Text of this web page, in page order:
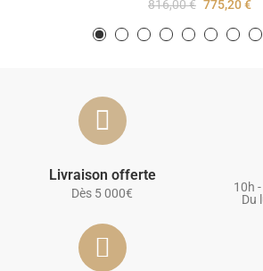
816,00 € 775,20 €
Livraison offerte
Dès 5 000€
10h
Du